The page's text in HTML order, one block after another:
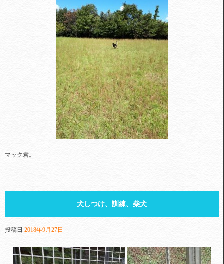
マック君。
犬しつけ、訓練、柴犬
投稿日 2018年9月27日